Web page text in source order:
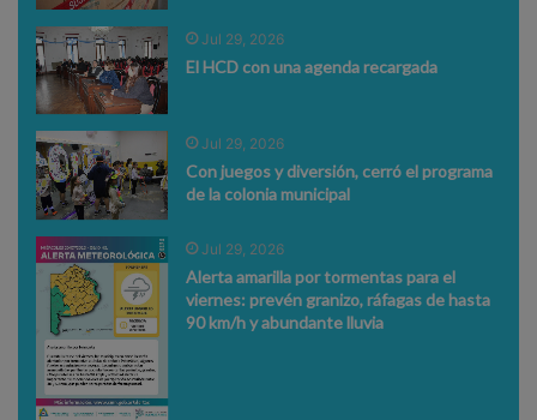
Jul 29, 2026
El HCD con una agenda recargada
Jul 29, 2026
Con juegos y diversión, cerró el programa
de la colonia municipal
Jul 29, 2026
Alerta amarilla por tormentas para el
viernes: prevén granizo, ráfagas de hasta
90 km/h y abundante lluvia